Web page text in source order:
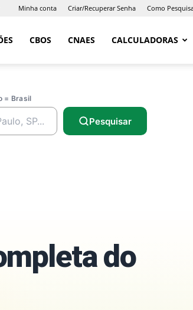
Minha conta Criar/Recuperar Senha Como
CBOS CNAES CALCULADORAS
= Brasil
Pesquisar
do